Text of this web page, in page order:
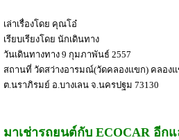
เล่าเรื่องโดย คุณโอ๋
เรียบเรียงโดย นักเดินทาง
วันเดินทางทาง 9 กุมภาพันธ์ 2557
สถานที่ วัดสว่างอารมณ์(วัดคลองแขก) คลอง
ต.นราภิรมย์ อ.บางเลน จ.นครปฐม 73130
มาเช่ารถยนต์กับ ECOCAR อีก